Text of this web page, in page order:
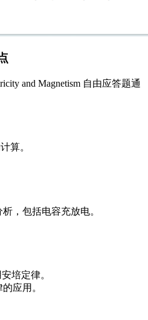
and Magnetism 自由应答题通
算。
，包括电容充放电。
培定律。
应用。